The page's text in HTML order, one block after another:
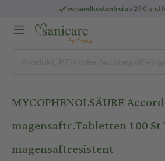
versandkostenfreiab 29 € und
MYCOPHENOLSÄURE
magensaftr.Tabletten 100
magensaftresistent